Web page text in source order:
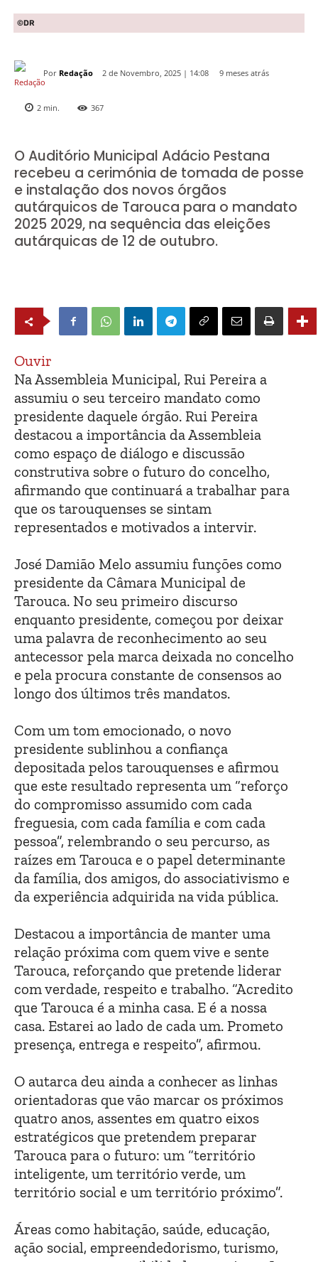
©DR
Por Redação 2 de Novembro, 2025 | 14:08 9 meses atrás
2 min. 367
O Auditório Municipal Adácio Pestana
recebeu a cerimónia de tomada de posse
e instalação dos novos órgãos
autárquicos de Tarouca para o mandato
2025 2029, na sequência das eleições
autárquicas de 12 de outubro.
Ouvir
Na Assembleia Municipal, Rui Pereira a
assumiu o seu terceiro mandato como
presidente daquele órgão. Rui Pereira
destacou a importância da Assembleia
como espaço de diálogo e discussão
construtiva sobre o futuro do concelho,
afirmando que continuará a trabalhar para
que os tarouquenses se sintam
representados e motivados a intervir.
José Damião Melo assumiu funções como
presidente da Câmara Municipal de
Tarouca. No seu primeiro discurso
enquanto presidente, começou por deixar
uma palavra de reconhecimento ao seu
antecessor pela marca deixada no concelho
e pela procura constante de consensos ao
longo dos últimos três mandatos.
Com um tom emocionado, o novo
presidente sublinhou a confiança
depositada pelos tarouquenses e afirmou
que este resultado representa um “reforço
do compromisso assumido com cada
freguesia, com cada família e com cada
pessoa”, relembrando o seu percurso, as
raízes em Tarouca e o papel determinante
da família, dos amigos, do associativismo e
da experiência adquirida na vida pública.
Destacou a importância de manter uma
relação próxima com quem vive e sente
Tarouca, reforçando que pretende liderar
com verdade, respeito e trabalho. “Acredito
que Tarouca é a minha casa. E é a nossa
casa. Estarei ao lado de cada um. Prometo
presença, entrega e respeito”, afirmou.
O autarca deu ainda a conhecer as linhas
orientadoras que vão marcar os próximos
quatro anos, assentes em quatro eixos
estratégicos que pretendem preparar
Tarouca para o futuro: um “território
inteligente, um território verde, um
território social e um território próximo”.
Áreas como habitação, saúde, educação,
ação social, empreendedorismo, turismo,